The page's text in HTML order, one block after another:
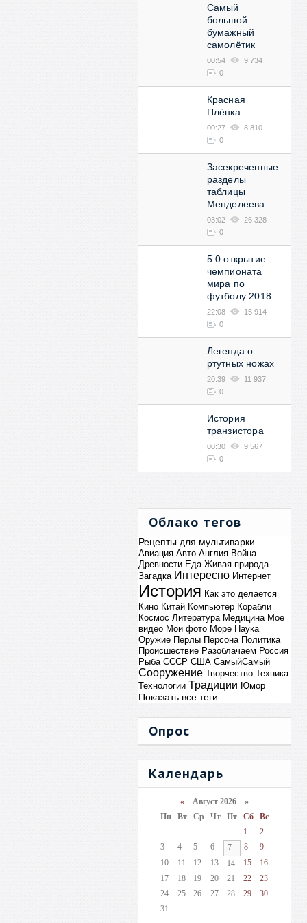
Самый
большой
бумажный
самолётик
00:54
9 734
0
Красная
Плёнка
00:27
8 810
0
Засекреченные
разделы
таблицы
Менделеева
03:02
26 328
0
5:0 открытие
чемпионата
мира по
футболу 2018
22:08
15 914
0
Легенда о
ртутных ножах
20:39
11 937
0
История
транзистора
00:30
9 567
0
Облако тегов
Рецепты для мультиварки
Авиация Авто Англия Война
Древности Еда Живая природа
Загадка Интересно Интернет
История Как это делается
Кино Китай Компьютер Корабли
Космос Литература Медицина Мое
видео Мои фото Море Наука
Оружие Перлы Персона Политика
Происшествие Разоблачаем Россия
Рыба СССР США СамыйСамый
Сооружение Творчество Техника
Технологии Традиции Юмор
Показать все теги
Опрос
Календарь
« Август 2026 »
Пн
Вт Ср Чт Пт Сб
Вс
1
2
3
4 5 6 7 8
9
10
11 12 13 14 15
16
17
18 19 20 21 22
23
24
25 26 27 28 29
30
31